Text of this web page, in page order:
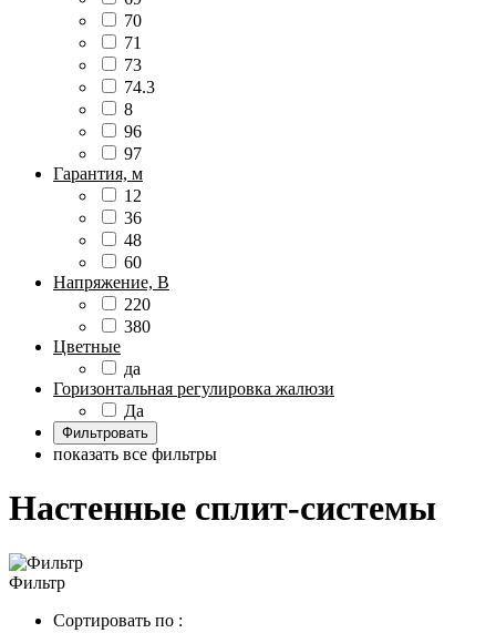
70
71
73
74.3
8
96
97
Гарантия, м
12
36
48
60
Напряжение, В
220
380
Цветные
да
Горизонтальная регулировка жалюзи
Да
показать все фильтры
Настенные сплит-системы
Фильтр
Сортировать по :